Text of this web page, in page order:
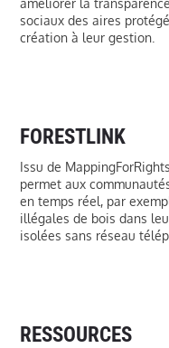
améliorer la
sociaux des aires
création à leur gestion.
FORESTLINK
Issu de
permet aux
en temps réel, par
illégales de bois dans
isolées sans réseau
RESSOURCES